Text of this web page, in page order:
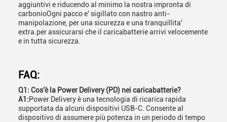
aggiuntivi e riducendo al minimo la nostra impronta di
carbonioOgni pacco e' sigillato con nastro anti-
manipolazione, per una sicurezza e una tranquillita'
extra.per assicurarsi che il caricabatterie arrivi velocemente
e in tutta sicurezza.
FAQ:
Q1: Cos'è la Power Delivery (PD) nei caricabatterie?
A1:Power Delivery è una tecnologia di ricarica rapida
supportata da alcuni dispositivi USB-C. Consente al
dispositivo di assumere più potenza in un periodo di tempo